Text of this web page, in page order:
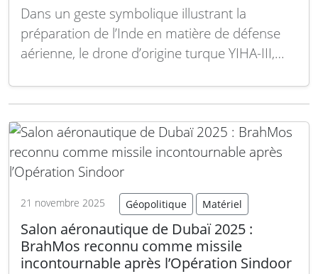
Dans un geste symbolique illustrant la
préparation de l’Inde en matière de défense
aérienne, le drone d’origine turque YIHA-III,
par l’Armée indienne, sera exposé comme
major de l’armée à l’occasion de Vijay Diwas.
Cette décision est perçue à…Lire la suite
21 novembre 2025 Géopolitique Matériel
Salon aéronautique de Dubaï 2025 :
BrahMos reconnu comme missile
incontournable après l’Opération Sindoor